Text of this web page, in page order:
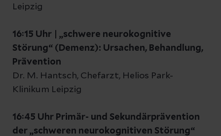
Leipzig
16:15 Uhr
„schwere neurokognitive
Störung“ (Demenz): Ursachen, Behandlung,
Prävention
Dr. M. Hantsch, Chefarzt, Helios Park-
Klinikum Leipzig
16:45 Uhr Primär- und Sekundärprävention
der „schweren neurokognitiven Störung“